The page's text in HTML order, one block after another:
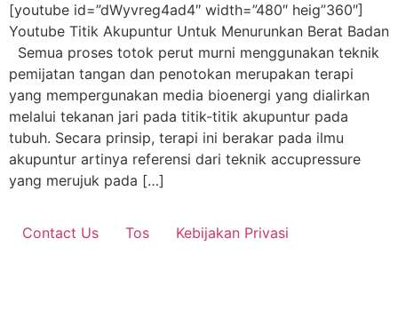
[youtube id=”dWyvreg4ad4″ width=”480″ heig”360″]
Youtube Titik Akupuntur Untuk Menurunkan Berat Badan
Semua proses totok perut murni menggunakan teknik
pemijatan tangan dan penotokan merupakan terapi
yang mempergunakan media bioenergi yang dialirkan
melalui tekanan jari pada titik-titik akupuntur pada
tubuh. Secara prinsip, terapi ini berakar pada ilmu
akupuntur artinya referensi dari teknik accupressure
yang merujuk pada […]
Contact Us Tos Kebijakan Privasi